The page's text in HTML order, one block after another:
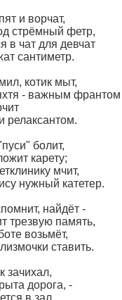
и ворчат,
стрёмный фетр,
в чат для девчат
сантиметр.
котик мыт,
- важным франтом
релаксантом.
болит,
карету;
мчит,
нужный катетер.
найдёт -
трезвую память,
возьмёт,
ставить.
зачихал,
дорога, -
в зал,